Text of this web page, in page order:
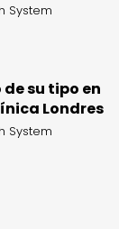
System
su tipo en
Londres
System